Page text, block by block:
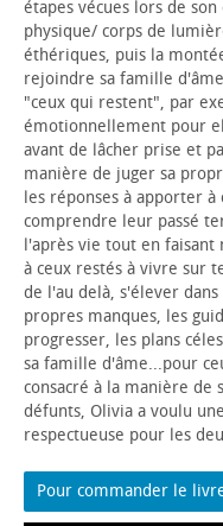
étapes vécues lors de son
physique/ corps de
éthériques, puis la
rejoindre sa famille
"ceux qui restent", par
émotionnellement pour
avant de lâcher prise et
manière de juger sa
les réponses à apporter
comprendre leur passé
l'après vie tout en faisant
à ceux restés à vivre sur
de l'au delà, s'élever
propres manques, les
progresser, les plans
sa famille d'âme...pour
consacré à la manière de
défunts, Olivia a voulu
respectueuse pour les
Pour commander le